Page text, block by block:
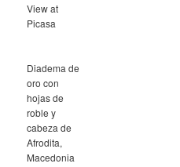
View at
Picasa
Diadema de
oro con
hojas de
roble y
cabeza de
Afrodita,
Macedonia